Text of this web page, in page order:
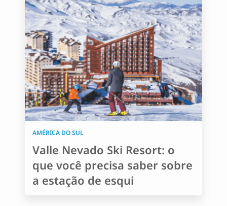
AMÉRICA DO SUL
Valle Nevado Ski Resort: o
que você precisa saber sobre
a estação de esqui